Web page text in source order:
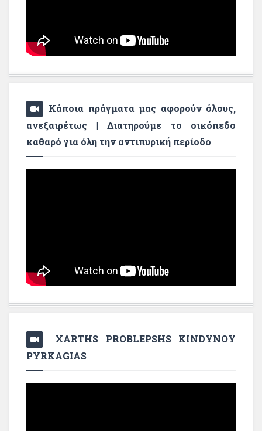
Κάποια πράγματα μας αφορούν όλους,
ανεξαιρέτως | Διατηρούμε το οικόπεδο
καθαρό για όλη την αντιπυρική περίοδο
XARTHS PROBLEPSHS KINDYNOY
PYRKAGIAS